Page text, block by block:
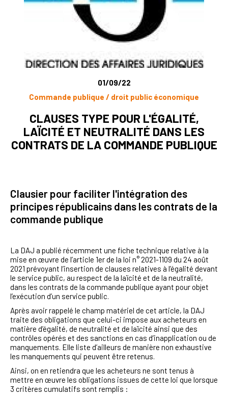
01/09/22
Commande publique / droit public économique
CLAUSES TYPE POUR L'ÉGALITÉ,
LAÏCITÉ ET NEUTRALITÉ DANS LES
CONTRATS DE LA COMMANDE PUBLIQUE
Clausier pour faciliter l'intégration des
principes républicains dans les contrats de la
commande publique
La DAJ a publié récemment une fiche technique relative à la
mise en œuvre de l’article 1er de la loi n° 2021-1109 du 24 août
2021 prévoyant l’insertion de clauses relatives à l’égalité devant
le service public, au respect de la laïcité et de la neutralité,
dans les contrats de la commande publique ayant pour objet
l’exécution d’un service public.
Après avoir rappelé le champ matériel de cet article, la DAJ
traite des obligations que celui-ci impose aux acheteurs en
matière d’égalité, de neutralité et de laïcité ainsi que des
contrôles opérés et des sanctions en cas d’inapplication ou de
manquements. Elle liste d’ailleurs de manière non exhaustive
les manquements qui peuvent être retenus.
Ainsi, on en retiendra que les acheteurs ne sont tenus à
mettre en œuvre les obligations issues de cette loi que lorsque
3 critères cumulatifs sont remplis :